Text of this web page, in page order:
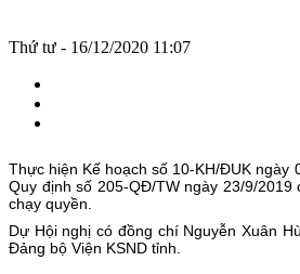
Thứ tư - 16/12/2020 11:07
Thực hiện Kế hoạch số 10-KH/ĐUK ngày
Quy định số 205-QĐ/TW ngày 23/9/
chạy quyền.
Dự Hội nghị có đồng chí Nguyễn Xuân
Đảng bộ Viện KSND tỉnh.